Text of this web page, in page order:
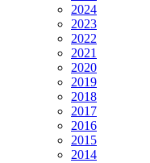
2024
2023
2022
2021
2020
2019
2018
2017
2016
2015
2014